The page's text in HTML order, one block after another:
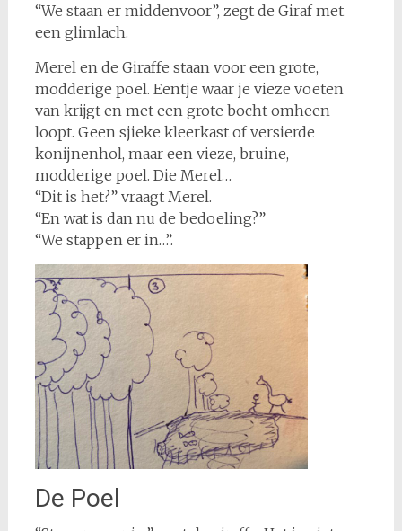
“We staan er middenvoor”, zegt de Giraf met
een glimlach.
Merel en de Giraffe staan voor een grote,
modderige poel. Eentje waar je vieze voeten
van krijgt en met een grote bocht omheen
loopt. Geen sjieke kleerkast of versierde
konijnenhol, maar een vieze, bruine,
modderige poel. Die Merel…
“Dit is het?” vraagt Merel.
“En wat is dan nu de bedoeling?”
“We stappen er in…”.
De Poel